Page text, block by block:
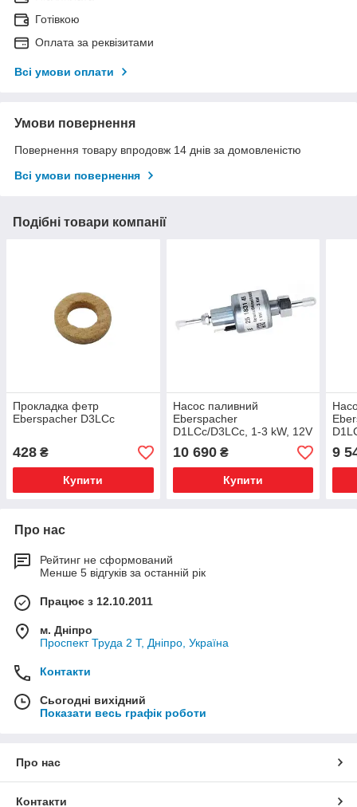
Готівкою
Оплата за реквізитами
Всі умови оплати
Умови повернення
Повернення товару впродовж 14 днів за домовленістю
Всі умови повернення
Подібні товари компанії
Прокладка фетр
Eberspacher D3LCc
428 ₴
Купити
Насос паливний
Eberspacher
D1LCc/D3LCc, 1-3 kW, 12V
10 690₴
Купити
9
Про нас
Рейтинг не сформований
Менше 5 відгуків за останній рік
Працює з 12.10.2011
м. Дніпро
Проспект Труда 2 Т, Дніпро, Україна
Контакти
Сьогодні вихідний
Показати весь графік роботи
Про нас
Контакти